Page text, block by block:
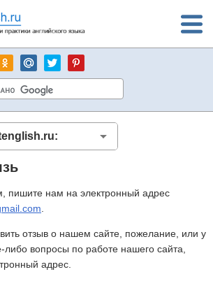
пишите нам на электронный адрес
отзыв о нашем сайте, пожелание, или у
либо вопросы по работе нашего сайта,
адрес.